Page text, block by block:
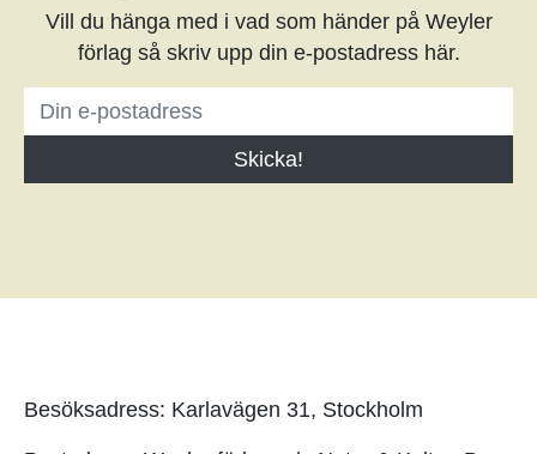
Vill du hänga med i vad som händer på Weyler
förlag så skriv upp din e-postadress här.
Besöksadress: Karlavägen 31, Stockholm